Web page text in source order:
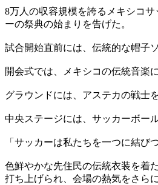
8万人の収容規模を誇るメキシコ
ーの祭典の始まりを告げた。
試合開始直前には、伝統的な帽子
開会式では、メキシコの伝統音楽
グラウンドには、アステカの戦士
中央ステージには、サッカーボー
「サッカーは私たちを一つに結び
色鮮やかな先住民の伝統衣装を着
打ち上げられ、会場の熱気をさら